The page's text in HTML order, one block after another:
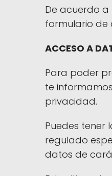
De acuerdo
formulario de
ACCESO A
Para poder
te
privacidad.
Puedes tener
regulado
datos de